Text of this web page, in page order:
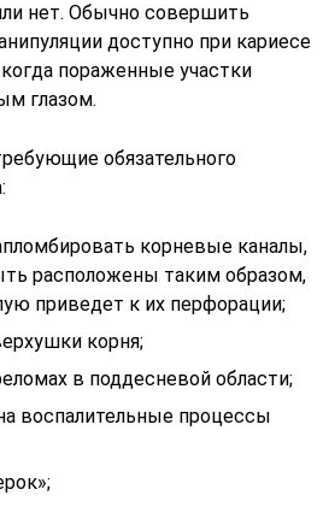
нет. Обычно совершить
доступно при кариесе
когда пораженные участки
глазом.
обязательного
корневые каналы,
расположены таким образом,
приведет к их перфорации;
корня;
в поддесневой области;
воспалительные процессы